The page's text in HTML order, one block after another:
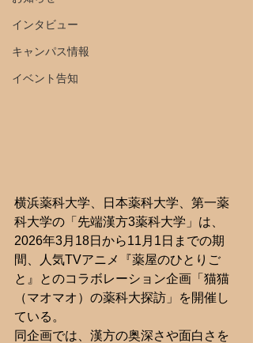
インタビュー
キャンパス情報
イベント告知
横浜薬科大学、日本薬科大学、第一薬
科大学の「先端漢方3薬科大学」は、
2026年3月18日から11月1日までの期
間、人気TVアニメ『薬屋のひとりご
と』とのコラボレーション企画「猫猫
（マオマオ）の薬科大探訪」を開催し
ている。
同企画では、漢方の奥深さや面白さを